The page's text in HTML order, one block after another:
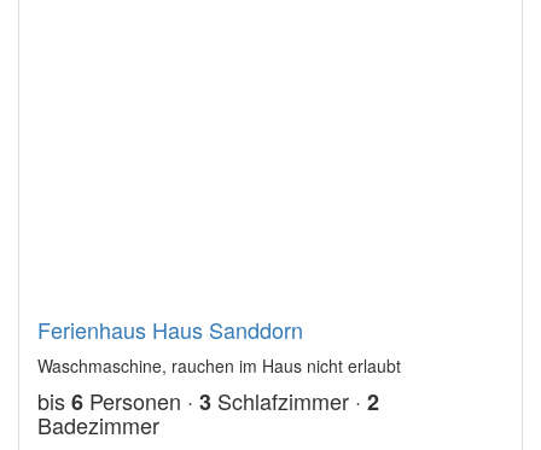
Ferienhaus Haus Sanddorn
Waschmaschine, rauchen im Haus nicht erlaubt
bis6 Personen · 3 Schlafzimmer · 2
Badezimmer